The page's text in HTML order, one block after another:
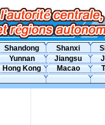
Shandong Shanxi
Yunnan Jiangsu
Hong Kong Macao